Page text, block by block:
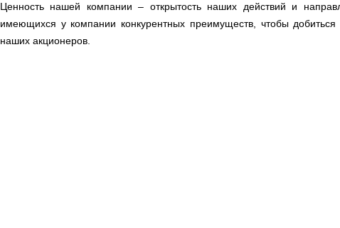
Ценность нашей компании – открытость наших действий и
имеющихся у компании конкурентных преимуществ, чтобы
наших акционеров.